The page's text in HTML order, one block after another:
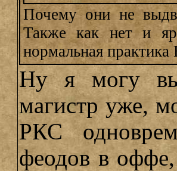
Почему они не
Также как нет и
нормальная
Ну я могу
магистр уже,
РКС
феодов в